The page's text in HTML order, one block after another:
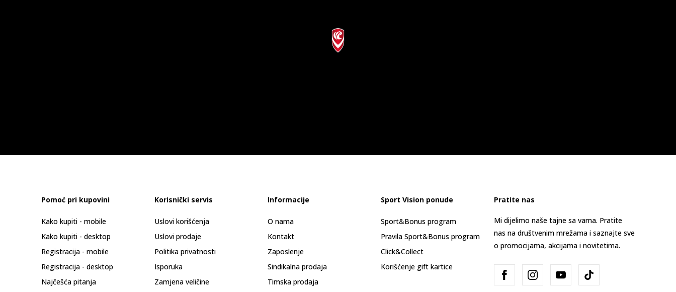
Pomoć pri kupovini
Kako kupiti - mobile
Kako kupiti - desktop
Registracija - mobile
Registracija - desktop
Najčešća pitanja
Korisnički servis
Uslovi korišćenja
Uslovi prodaje
Politika privatnosti
Isporuka
Zamjena veličine
Informacije
O nama
Kontakt
Zaposlenje
Sindikalna prodaja
Timska prodaja
Sport Vision ponude
Sport&Bonus program
Pravila Sport&Bonus program
Click&Collect
Korišćenje gift kartice
Pratite nas
Mi dijelimo naše tajne sa vama. Pratite
nas na društvenim mrežama i saznajte sve
o promocijama, akcijama i novitetima.